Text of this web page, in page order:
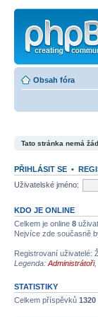
Obsah fóra
Tato stránka nemá
PŘIHLÁSIT SE •
Uživatelské jméno:
KDO JE ONLINE
Celkem je online 8
Nejvíce zde současně
Registrovaní uživatelé:
Legenda: Administrátoři,
STATISTIKY
Celkem příspěvků 1320